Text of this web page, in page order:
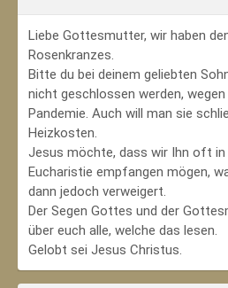
Liebe Gottesmutter, wir haben
Rosenkranzes.
Bitte du bei deinem geliebten
nicht geschlossen werden, wegen
Pandemie. Auch will man sie
Heizkosten.
Jesus möchte, dass wir Ihn oft in
Eucharistie empfangen mögen,
dann jedoch verweigert.
Der Segen Gottes und der
über euch alle, welche das lesen.
Gelobt sei Jesus Christus.